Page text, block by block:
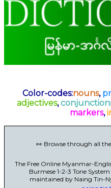
Color-codes:nouns,
adjectives,
markers,
👀 Browse through all
The Free Online Myanmar-
Burmese 1-2-3 Tone
maintained by Naing Tin-